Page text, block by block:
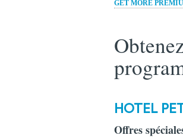
GET MORE
HOTEL
Offres